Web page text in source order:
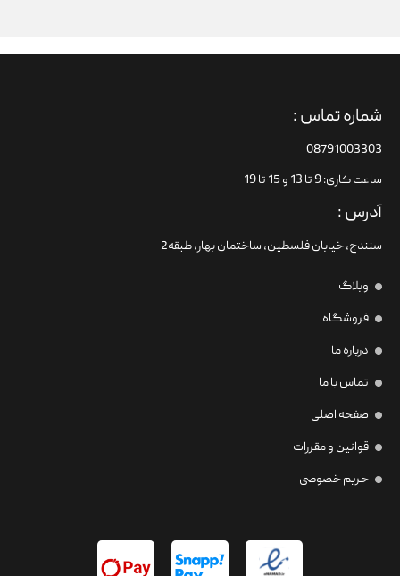
شماره تماس :
08791003303
ساعت کاری: 9 تا 13 و 15 تا 19
آدرس :
سنندج، خیابان فلسطین،‌ ساختمان بهار، طبقه2
وبلاگ
فروشگاه
درباره ما
تماس با ما
صفحه اصلی
قوانین و مقررات
حریم خصوصی